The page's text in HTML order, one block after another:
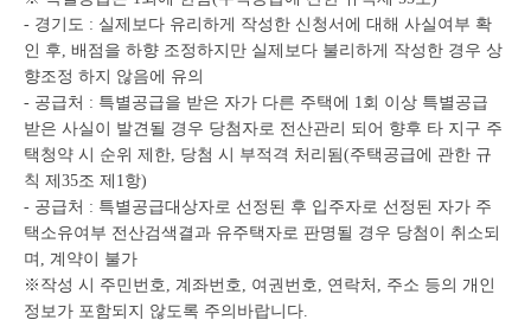
- 경기도 : 실제보다 유리하게 작성한 신청서에 대해 사실여부 확
인 후, 배점을 하향 조정하지만 실제보다 불리하게 작성한 경우 상
향조정 하지 않음에 유의
- 공급처 : 특별공급을 받은 자가 다른 주택에 1회 이상 특별공급
받은 사실이 발견될 경우 당첨자로 전산관리 되어 향후 타 지구 주
택청약 시 순위 제한, 당첨 시 부적격 처리됨(주택공급에 관한 규
칙 제35조 제1항)
- 공급처 : 특별공급대상자로 선정된 후 입주자로 선정된 자가 주
택소유여부 전산검색결과 유주택자로 판명될 경우 당첨이 취소되
며, 계약이 불가
※작성 시 주민번호, 계좌번호, 여권번호, 연락처, 주소 등의 개인
정보가 포함되지 않도록 주의바랍니다.